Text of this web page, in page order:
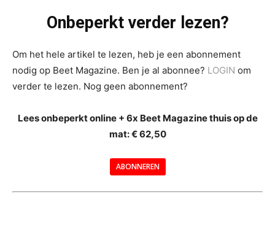
Onbeperkt verder lezen?
Om het hele artikel te lezen, heb je een abonnement
nodig op Beet Magazine. Ben je al abonnee? LOGIN om
verder te lezen. Nog geen abonnement?
Lees onbeperkt online + 6x Beet Magazine thuis op de
mat: € 62,50
ABONNEREN